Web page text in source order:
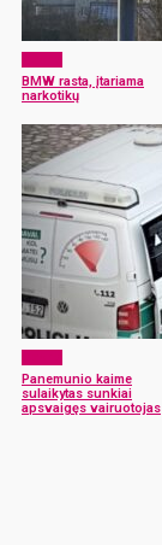
BMW rasta, įtariama
narkotikų
Panemunio kaime
sulaikytas sunkiai
apsvaigęs vairuotojas